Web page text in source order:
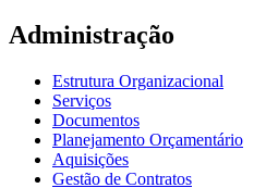
Administração
Estrutura Organizacional
Serviços
Documentos
Planejamento Orçamentário
Aquisições
Gestão de Contratos